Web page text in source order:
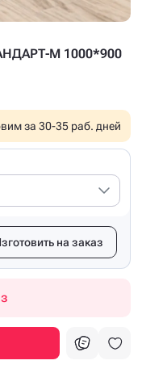
М 1000*900
за 30-35 раб. дней
на заказ